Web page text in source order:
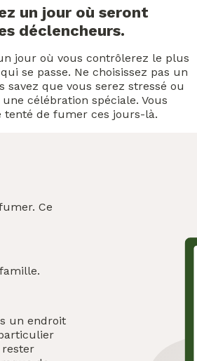
un jour où seront
déclencheurs.
jour où vous contrôlerez le plus
se passe. Ne choisissez pas un
savez que vous serez stressé ou
une célébration spéciale. Vous
tenté de fumer ces jours-là.
Ce
un endroit
rester